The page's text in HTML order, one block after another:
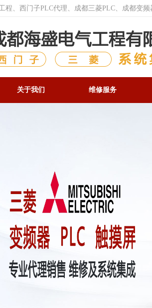
程、西门子PLC代理、成都三菱PLC、成都变
关于我们 维修服务